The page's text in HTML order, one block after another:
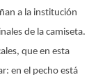
a la institución
de la camiseta.
que en esta
en el pecho está